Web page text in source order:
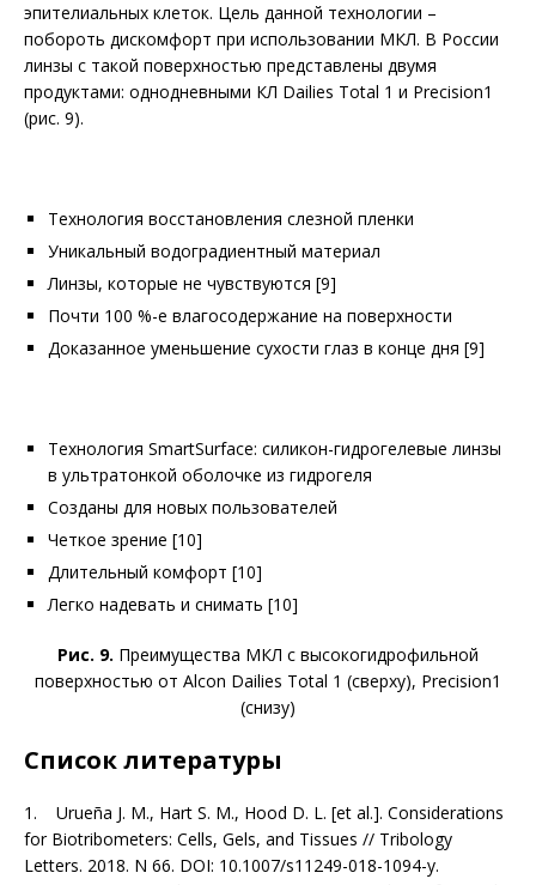
эпителиальных клеток. Цель данной технологии –
побороть дискомфорт при использовании МКЛ. В России
линзы с такой поверхностью представлены двумя
продуктами: однодневными КЛ Dailies Total 1 и Precision1
(рис. 9).
Технология восстановления слезной пленки
Уникальный водоградиентный материал
Линзы, которые не чувствуются [9]
Почти 100 %-е влагосодержание на поверхности
Доказанное уменьшение сухости глаз в конце дня [9]
Технология SmartSurface: силикон-гидрогелевые линзы
в ультратонкой оболочке из гидрогеля
Созданы для новых пользователей
Четкое зрение [10]
Длительный комфорт [10]
Легко надевать и снимать [10]
Рис. 9. Преимущества МКЛ с высокогидрофильной
поверхностью от Alcon Dailies Total 1 (сверху), Precision1
(снизу)
Список литературы
1. Urueña J. M., Hart S. M., Hood D. L. [et al.]. Conside­rations
for Biotribometers: Cells, Gels, and Tissues // Tribology
Letters. 2018. N 66. DOI: 10.1007/s11249-018-1094-y.